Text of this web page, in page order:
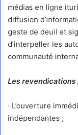
médias en ligne
diffusion
geste de deuil et
d’interpeller les
communauté
Les
· L’ouverture
indépendantes ;